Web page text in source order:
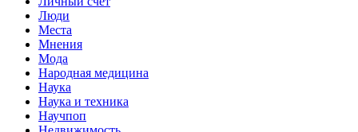
Люди
Места
Мнения
Мода
Народная медицина
Наука
Наука и техника
Научпоп